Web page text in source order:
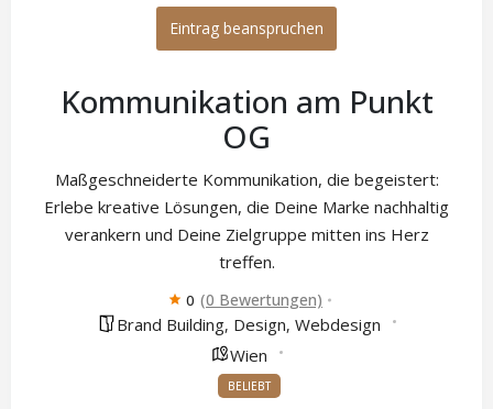
Eintrag beanspruchen
Kommunikation am Punkt
OG
Maßgeschneiderte Kommunikation, die begeistert:
Erlebe kreative Lösungen, die Deine Marke nachhaltig
verankern und Deine Zielgruppe mitten ins Herz
treffen.
0 (0 Bewertungen)
Brand Building, Design, Webdesign
Wien
BELIEBT